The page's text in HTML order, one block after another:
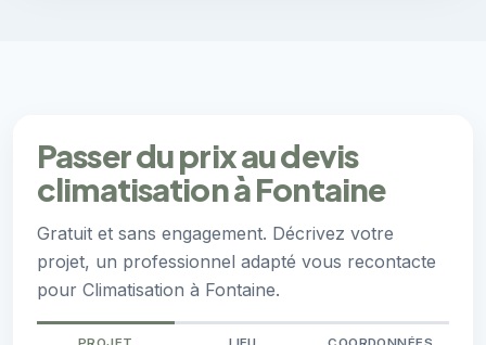
Passer du prix au devis
climatisation à Fontaine
Gratuit et sans engagement. Décrivez votre
projet, un professionnel adapté vous recontacte
pour Climatisation à Fontaine.